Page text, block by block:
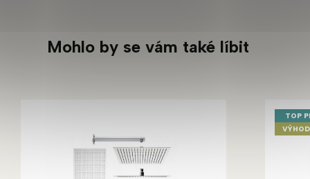
Mohlo by se vám také líbit
TOP